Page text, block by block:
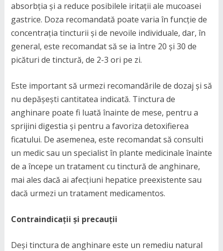
absorbția și a reduce posibilele iritații ale mucoasei
gastrice. Doza recomandată poate varia în funcție de
concentrația tincturii și de nevoile individuale, dar, în
general, este recomandat să se ia între 20 și 30 de
picături de tinctură, de 2-3 ori pe zi.
Este important să urmezi recomandările de dozaj și să
nu depășești cantitatea indicată. Tinctura de
anghinare poate fi luată înainte de mese, pentru a
sprijini digestia și pentru a favoriza detoxifierea
ficatului. De asemenea, este recomandat să consulti
un medic sau un specialist în plante medicinale înainte
de a începe un tratament cu tinctură de anghinare,
mai ales dacă ai afecțiuni hepatice preexistente sau
dacă urmezi un tratament medicamentos.
Contraindicații și precauții
Deși tinctura de anghinare este un remediu natural